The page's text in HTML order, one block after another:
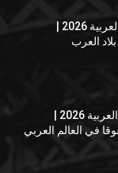
العرب
في العالم العربي